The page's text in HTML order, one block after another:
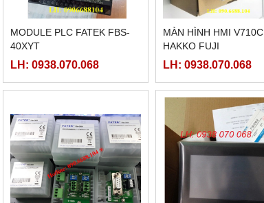
MODULE PLC FATEK FBS-
40XYT
LH: 0938.070.068
MÀN HÌNH HMI V710C
HAKKO FUJI
LH: 0938.070.068